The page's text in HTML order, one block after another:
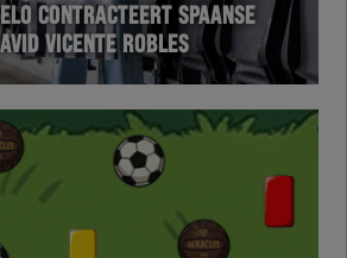
CONTRACTEERT SPAANSE
VICENTE ROBLES